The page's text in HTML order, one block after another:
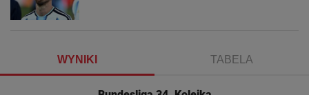
WYNIKI TABELA